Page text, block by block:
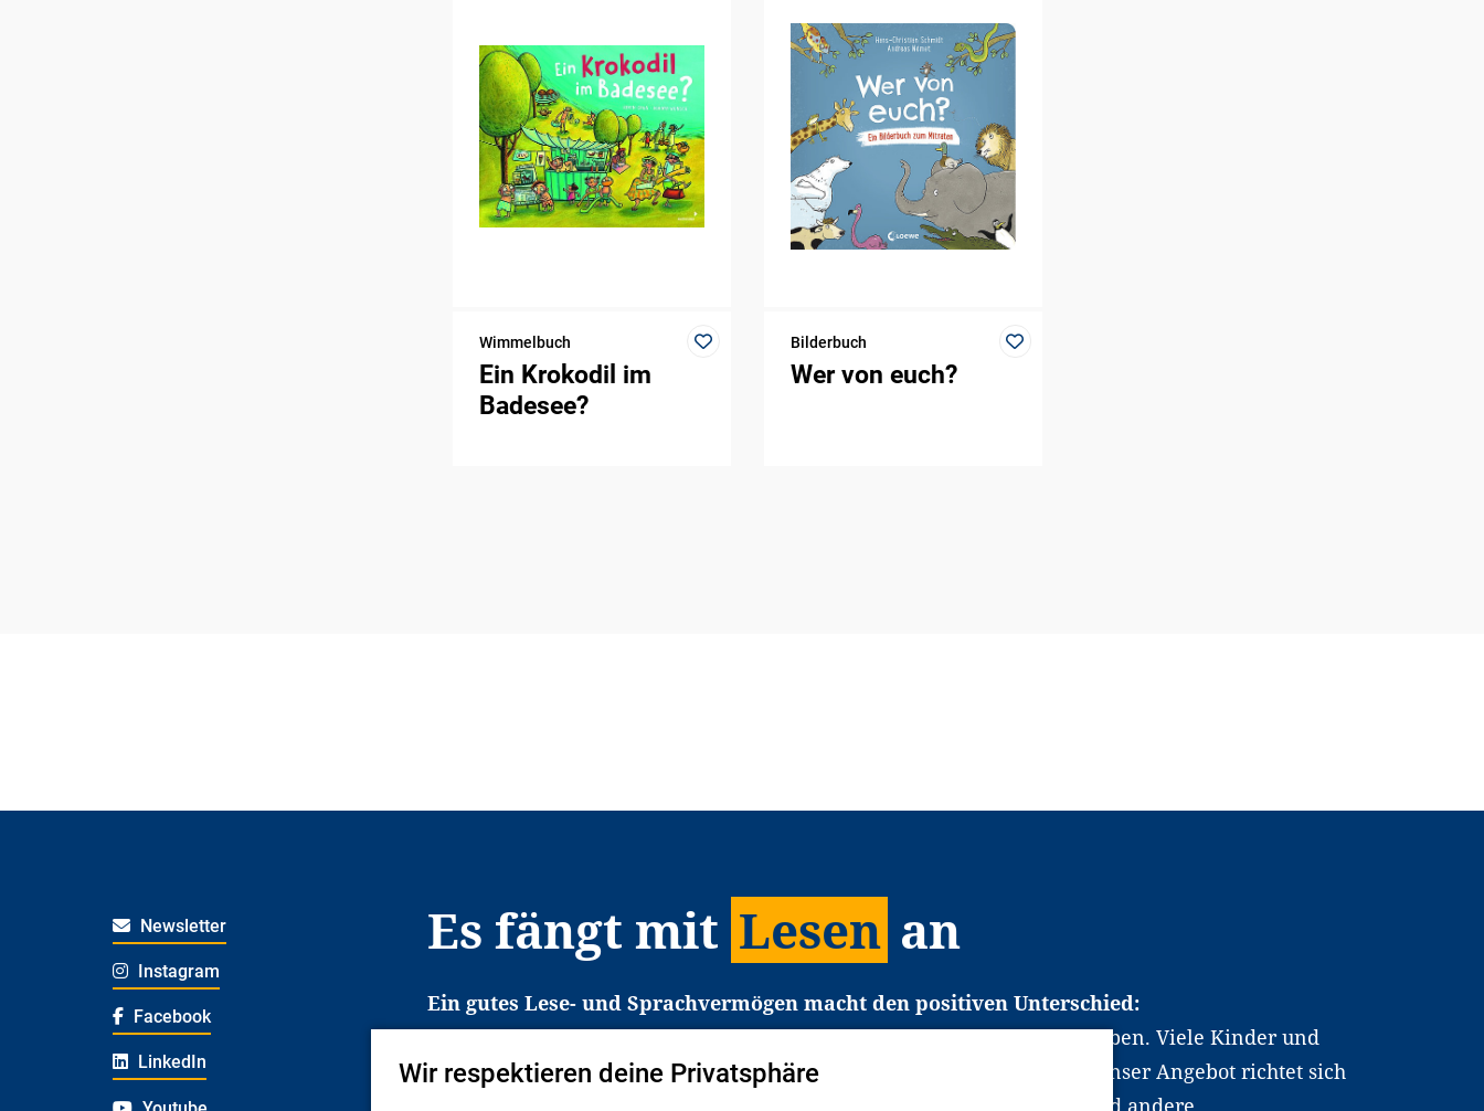
Wimmelbuch
Ein Krokodil im
Badesee?
Bilderbuch
Wer von euch?
Newsletter
Instagram
Facebook
LinkedIn
Es fängt mit Lesen an
Ein gutes Lese- und Sprachvermögen macht den positiven Unterschied:
Es erleichtert den Zugang zu Bildung und einem erfolgreichen Berufsleben. Viele Kinder und
Jugendliche in Deutschland haben aber große Schwierigkeiten dabei. Unser Angebot richtet sich
deshalb gezielt an Familien sowie an Erzieher*innen, Lehrer*innen und andere
Wir respektieren deine Privatsphäre